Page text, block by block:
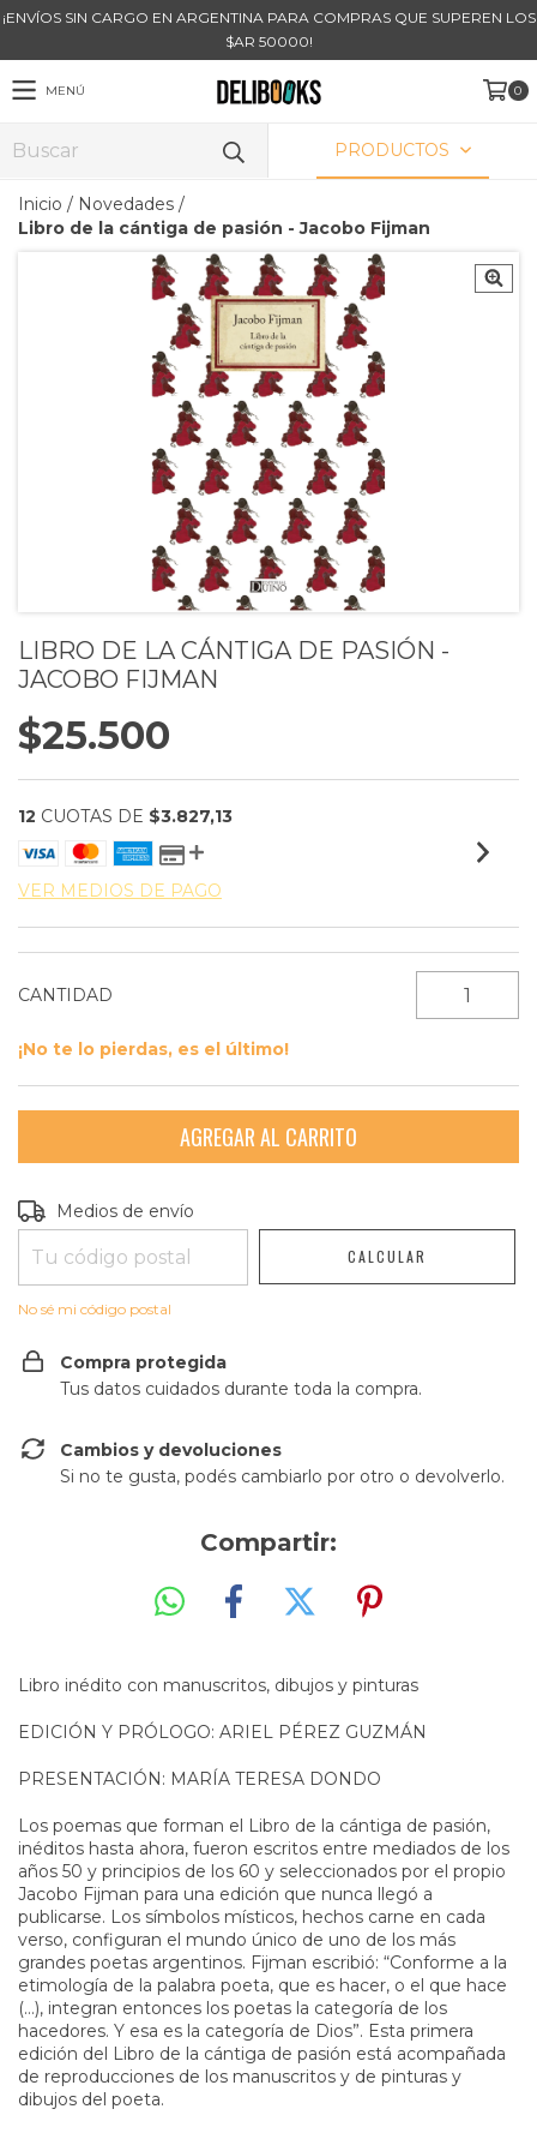
¡ENVÍOS SIN CARGO EN ARGENTINA PARA COMPRAS QUE SUPEREN LOS
$AR 50000!
MENÚ 0
PRODUCTOS
Inicio / Novedades /
Libro de la cántiga de pasión - Jacobo Fijman
LIBRO DE LA CÁNTIGA DE PASIÓN -
JACOBO FIJMAN
$25.500
12 CUOTAS DE $3.827,13
VER MEDIOS DE PAGO
CANTIDAD
¡No te lo pierdas, es el último!
Entregas para el CP:
Medios de envío
CALCULAR
No sé mi código postal
Compra protegida
Tus datos cuidados durante toda la compra.
Cambios y devoluciones
Si no te gusta, podés cambiarlo por otro o devolverlo.
Compartir:
Libro inédito con manuscritos, dibujos y pinturas
EDICIÓN Y PRÓLOGO: ARIEL PÉREZ GUZMÁN
PRESENTACIÓN: MARÍA TERESA DONDO
Los poemas que forman el Libro de la cántiga de pasión,
inéditos hasta ahora, fueron escritos entre mediados de los
años 50 y principios de los 60 y seleccionados por el propio
Jacobo Fijman para una edición que nunca llegó a
publicarse. Los símbolos místicos, hechos carne en cada
verso, configuran el mundo único de uno de los más
grandes poetas argentinos. Fijman escribió: “Conforme a la
etimología de la palabra poeta, que es hacer, o el que hace
(…), integran entonces los poetas la categoría de los
hacedores. Y esa es la categoría de Dios”. Esta primera
edición del Libro de la cántiga de pasión está acompañada
de reproducciones de los manuscritos y de pinturas y
dibujos del poeta.